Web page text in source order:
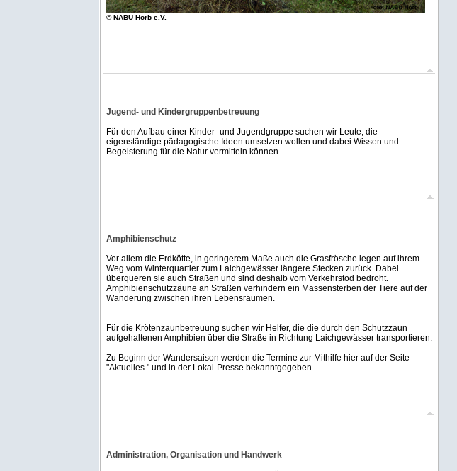
© NABU Horb e.V.
Jugend- und Kindergruppenbetreuung
Für den Aufbau einer Kinder- und Jugendgruppe suchen wir Leute, die
eigenständige pädagogische Ideen umsetzen wollen und dabei Wissen und
Begeisterung für die Natur vermitteln können.
Amphibienschutz
Vor allem die Erdkötte, in geringerem Maße auch die Grasfrösche legen auf ihrem
Weg vom Winterquartier zum Laichgewässer längere Stecken zurück. Dabei
überqueren sie auch Straßen und sind deshalb vom Verkehrstod bedroht.
Amphibienschutzzäune an Straßen verhindern ein Massensterben der Tiere auf der
Wanderung zwischen ihren Lebensräumen.
Für die Krötenzaunbetreuung suchen wir Helfer, die die durch den Schutzzaun
aufgehaltenen Amphibien über die Straße in Richtung Laichgewässer transportieren.
Zu Beginn der Wandersaison werden die Termine zur Mithilfe hier auf der Seite
"Aktuelles " und in der Lokal-Presse bekanntgegeben.
Administration, Organisation und Handwerk